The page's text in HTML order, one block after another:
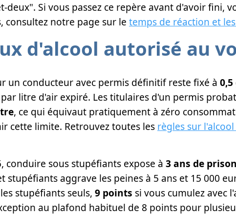
deux". Si vous passez ce repère avant d'avoir fini,
consultez notre page sur le temps de réaction et
d'alcool autorisé au
un conducteur avec permis définitif reste fixé à
litre d'air expiré. Les titulaires d'un permis
, ce qui équivaut pratiquement à zéro
cette limite. Retrouvez toutes les règles sur
conduire sous stupéfiants expose à 3 ans de
stupéfiants aggrave les peines à 5 ans et 15 000
stupéfiants seuls, 9 points si vous cumulez avec
au plafond habituel de 8 points pour